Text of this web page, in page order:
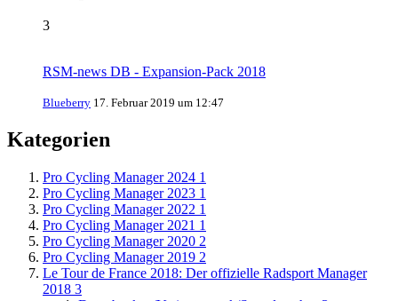
3
RSM-news DB - Expansion-Pack 2018
Blueberry 17. Februar 2019 um 12:47
Kategorien
Pro Cycling Manager 2024 1
Pro Cycling Manager 2023 1
Pro Cycling Manager 2022 1
Pro Cycling Manager 2021 1
Pro Cycling Manager 2020 2
Pro Cycling Manager 2019 2
Le Tour de France 2018: Der offizielle Radsport Manager
2018 3